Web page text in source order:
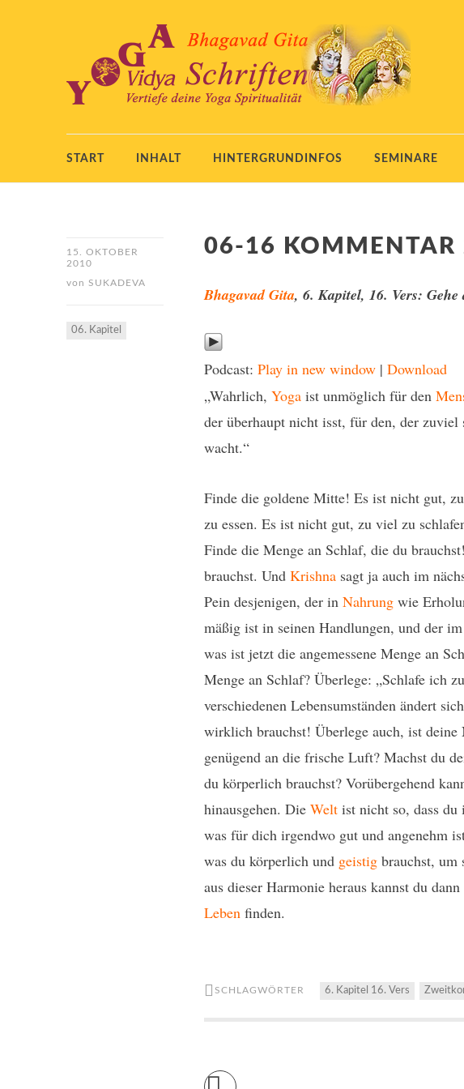
START INHALT HINTERGRUNDINFOS SEMINARE
15. OKTOBER
2010
von SUKADEVA
06. Kapitel
06-16 KOMMENTAR
Bhagavad Gita, 6. Kapitel, 16. Vers:
Podcast:Play in new window |Download
„Wahrlich,Yoga ist unmöglich für den
der überhaupt nicht isst, für den, der
wacht.“
Finde die goldene Mitte! Es ist nicht gut,
zu essen. Es ist nicht gut, zu viel zu
Finde die Menge an Schlaf, die du
brauchst. UndKrishna sagt ja auch im
Pein desjenigen, der inNahrung wie
mäßig ist in seinen Handlungen, und der
was ist jetzt die angemessene Menge an
Menge an Schlaf? Überlege: „Schlafe ich
verschiedenen Lebensumständen ändert
wirklich brauchst! Überlege auch, ist deine
genügend an die frische Luft? Machst du
du körperlich brauchst? Vorübergehend
hinausgehen. DieWelt ist nicht so, dass du
was für dich irgendwo gut und angenehm
was du körperlich und geistig brauchst, um
aus dieser Harmonie heraus kannst du dann
Leben finden.
SCHLAGWÖRTER 6. Kapitel 16. Vers